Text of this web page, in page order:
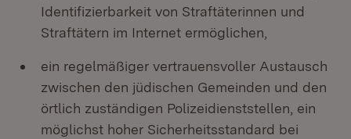
Identifizierbarkeit von Straftäterinnen und
Straftätern im Internet ermöglichen,
ein regelmäßiger vertrauensvoller Austausch
zwischen den jüdischen Gemeinden und den
örtlich zuständigen Polizeidienststellen, ein
möglichst hoher Sicherheitsstandard bei